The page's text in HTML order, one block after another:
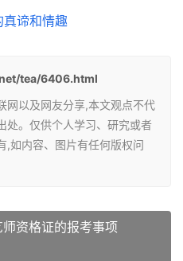
谛和情趣
tea/6406.html
网以及网友分享,本文观点不代
处。仅供个人学习、研究或者
,如内容、图片有任何版权问
资格证的报考事项